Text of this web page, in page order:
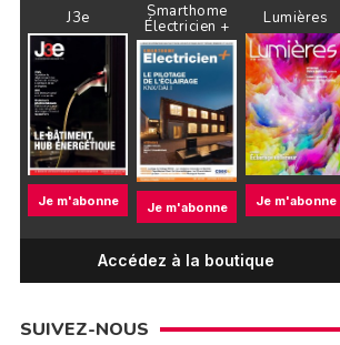
J3e
Je m'abonne
Smarthome
Électricien +
Je m'abonne
Lumières
Je m'abonne
Accédez à la boutique
SUIVEZ-NOUS